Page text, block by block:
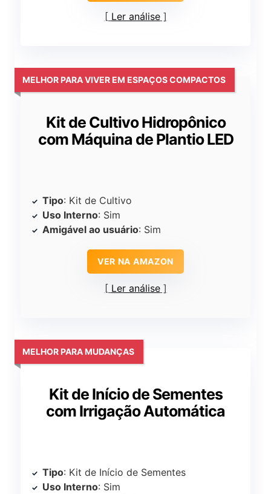
Ler análise
Kit de Cultivo Hidropônico
com Máquina de Plantio LED
MELHOR PARA VIVER EM ESPAÇOS COMPACTOS
Tipo: Kit de Cultivo
Uso Interno: Sim
Amigável ao usuário: Sim
VER NA AMAZON
Ler análise
Kit de Início de Sementes
com Irrigação Automática
MELHOR PARA MUDANÇAS
Tipo: Kit de Início de Sementes
Uso Interno: Sim